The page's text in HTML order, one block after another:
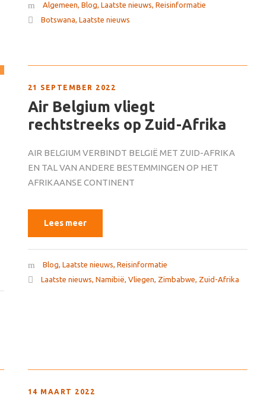
Algemeen, Blog, Laatste nieuws, Reisinformatie
Botswana, Laatste nieuws
21 SEPTEMBER 2022
Air Belgium vliegt
rechtstreeks op Zuid-Afrika
AIR BELGIUM VERBINDT BELGIË MET ZUID-AFRIKA
EN TAL VAN ANDERE BESTEMMINGEN OP HET
AFRIKAANSE CONTINENT
Lees meer
Blog, Laatste nieuws, Reisinformatie
Laatste nieuws, Namibië, Vliegen, Zimbabwe, Zuid-Afrika
14 MAART 2022